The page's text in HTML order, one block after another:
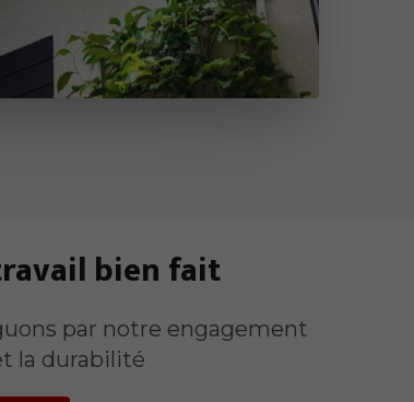
bien fait
par notre engagement
la durabilité